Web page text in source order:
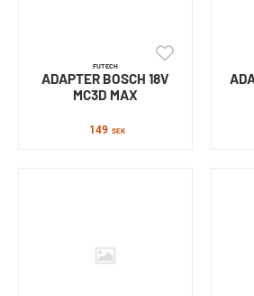
FUTECH
ADAPTER BOSCH 18V
MC3D MAX
149 SEK